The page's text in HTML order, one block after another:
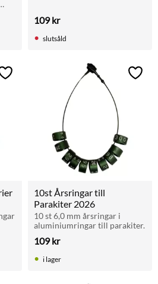
109kr
slutsåld
Lägg till i favoriter
10st Årsringar till
Parakiter 2026
10 st 6,0 mm årsringar i
aluminiumringar till parakiter.
109kr
Lägg
i lager